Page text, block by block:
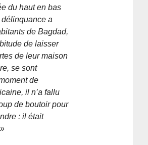
du haut en bas
délinquance a
de Bagdad,
de laisser
de leur maison
se sont
de
il n’a fallu
de boutoir pour
: il était